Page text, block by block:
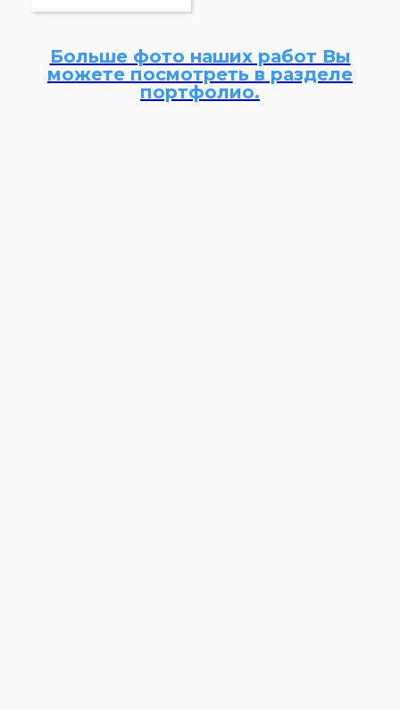
Больше фото наших работ Вы
можете посмотреть в разделе
портфолио.